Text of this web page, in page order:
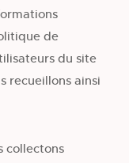
de
du site
recueillons ainsi
collectons